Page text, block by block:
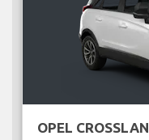
OPEL